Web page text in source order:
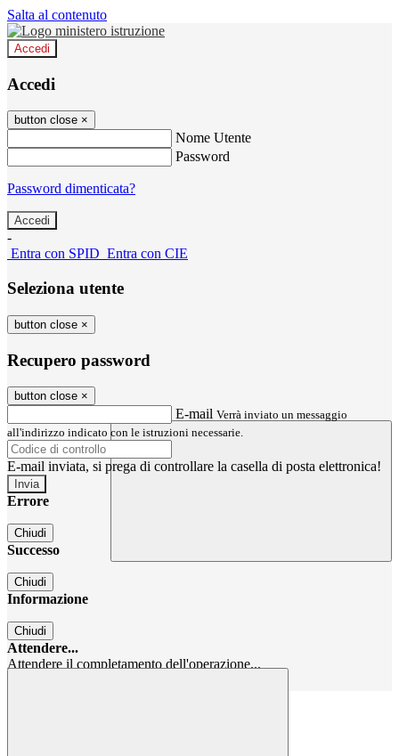
Salta al contenuto
Accedi
Accedi
button close ×
Nome Utente
Password
Password dimenticata?
-
Entra con SPID Entra con CIE
Seleziona utente
button close ×
Recupero password
button close ×
E-mail Verrà inviato un messaggio
all'indirizzo indicato con le istruzioni necessarie.
E-mail inviata, si prega di controllare la casella di posta elettronica!
Errore
Chiudi
Successo
Chiudi
Informazione
Chiudi
Attendere...
Attendere il completamento dell'operazione...